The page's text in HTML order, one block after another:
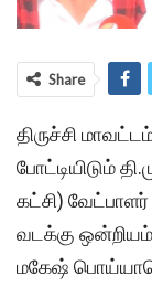
Share
திருச்சி
போட்டியிடும்
கட்சி) வேட்பாளர்
வடக்கு
மகேஷ்